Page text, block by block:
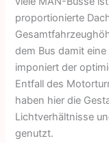
proportionierte
dem Bus damit
imponiert der
Entfall des
haben hier die
Lichtverhältnisse
genutzt.